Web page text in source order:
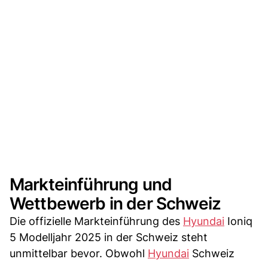
Markteinführung und
Wettbewerb in der Schweiz
Die offizielle Markteinführung des Hyundai Ioniq
5 Modelljahr 2025 in der Schweiz steht
unmittelbar bevor. Obwohl Hyundai Schweiz